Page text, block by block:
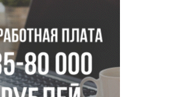
спасли сердце восьмиклассницы
открыли День
набережной